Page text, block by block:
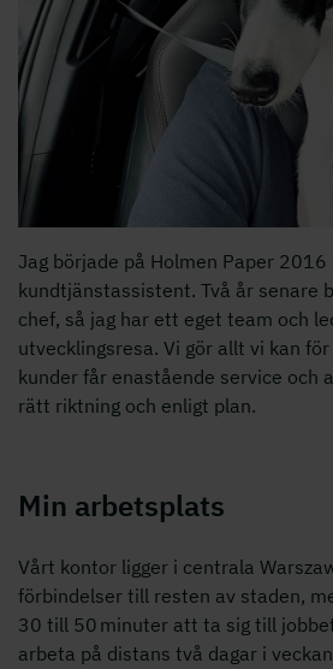
Jag började på Holmen Paper 2016
kundtjänstassistent. Två år senare
chef, så jag har ett eget team och
utvecklingsresa. Vi gör allt vi kan
kunder får enastående service och
rätt riktning och enligt plan.
Min arbetsplats
Vårt kontor ligger i centrala
förbindelser till resten av staden,
30 till 50 minuter att ta sig till
arbeta på distans två dagar i